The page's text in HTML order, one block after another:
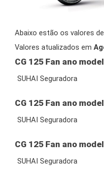
Abaixo estão os valores
Valores atualizados em
CG 125 Fan ano
SUHAI Seguradora
CG 125 Fan ano
SUHAI Seguradora
CG 125 Fan ano
SUHAI Seguradora